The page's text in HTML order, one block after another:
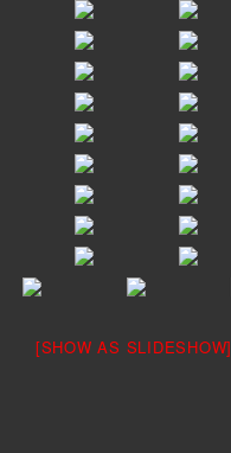
[SHOW AS SLIDESHOW]